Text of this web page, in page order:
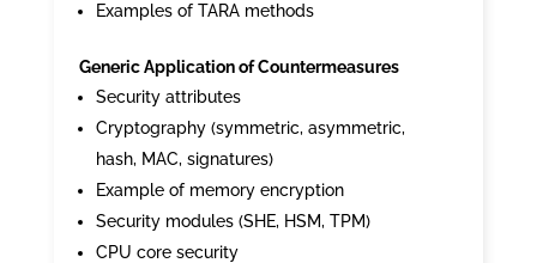
Examples of TARA methods
Generic Application of Countermeasures
Security attributes
Cryptography (symmetric, asymmetric,
hash, MAC, signatures)
Example of memory encryption
Security modules (SHE, HSM, TPM)
CPU core security